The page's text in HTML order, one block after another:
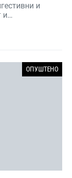
и
и…
ОПУШТЕНО